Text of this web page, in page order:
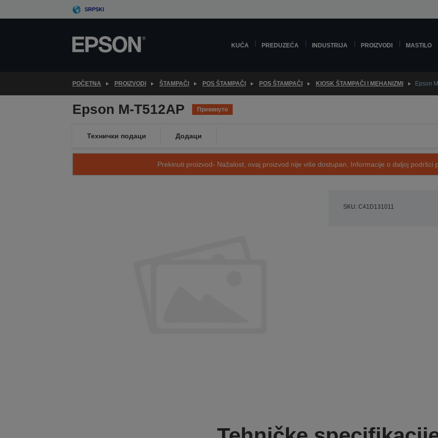
to
SRPSKI
KUĆA PREDUZEĆA INDUSTRIJA PROIZVODI MASTILO
POČETNA PROIZVODI ŠTAMPAČI POS ŠTAMPAČI POS ŠTAMPAČI KIOSK ŠTAMPAČI I MEHANIZMI Epson
Epson M-T512AP Прекинуто
Технички подаци Додаци
Prekinuti proizvod- Nažalost, ovaj proizvod nije više dostupan. Informacije o daljoj podršci
SKU: C41D131011